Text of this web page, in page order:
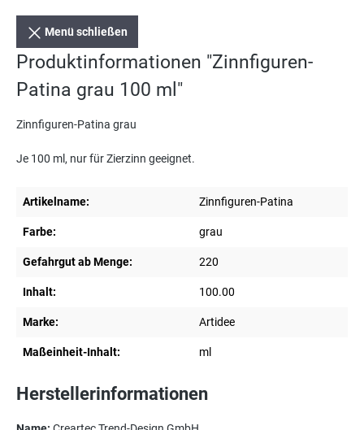
Menü schließen
Produktinformationen "Zinnfiguren-
Patina grau 100 ml"
Zinnfiguren-Patina grau
Je 100 ml, nur für Zierzinn geeignet.
Artikelname: Zinnfiguren-Patina
Farbe: grau
Gefahrgut ab Menge: 220
Inhalt: 100.00
Marke: Artidee
Maßeinheit-Inhalt: ml
Herstellerinformationen